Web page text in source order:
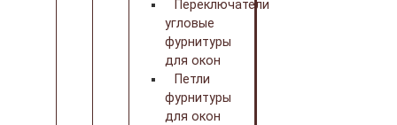
Переключатели
угловые
фурнитуры
для окон
Петли
фурнитуры
для окон